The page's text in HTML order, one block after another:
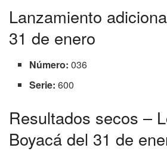
Lanzamiento
31 de enero
Número: 036
Serie: 600
Resultados secos –
Boyacá del 31 de